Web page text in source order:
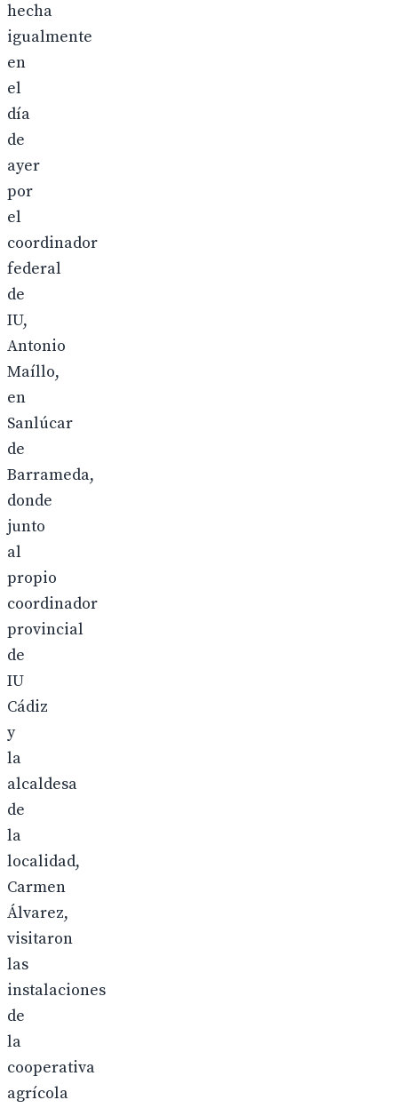
hecha
igualmente
en
el
día
de
ayer
por
el
coordinador
federal
de
IU,
Antonio
Maíllo,
en
Sanlúcar
de
Barrameda,
donde
junto
al
propio
coordinador
provincial
de
IU
Cádiz
y
la
alcaldesa
de
la
localidad,
Carmen
Álvarez,
visitaron
las
instalaciones
de
la
cooperativa
agrícola